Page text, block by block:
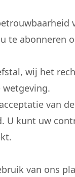
te abonneren
wij het
van
U kunt uw
van ons